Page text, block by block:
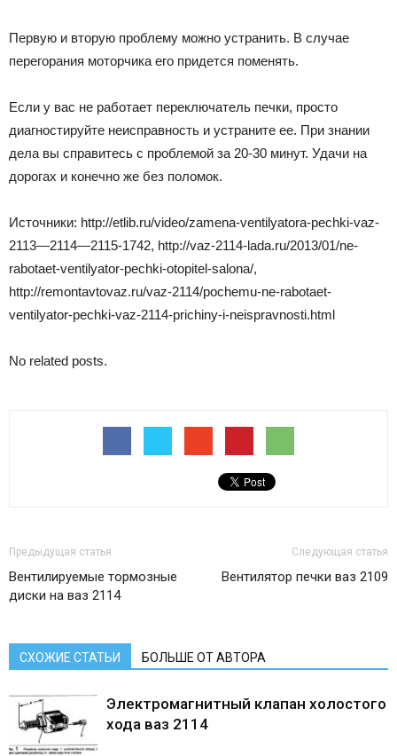
Первую и вторую проблему можно устранить. В случае
перегорания моторчика его придется поменять.
Если у вас не работает переключатель печки, просто
диагностируйте неисправность и устраните ее. При знании
дела вы справитесь с проблемой за 20-30 минут. Удачи на
дорогах и конечно же без поломок.
Источники: http://etlib.ru/video/zamena-ventilyatora-pechki-vaz-
2113—2114—2115-1742, http://vaz-2114-lada.ru/2013/01/ne-
rabotaet-ventilyator-pechki-otopitel-salona/,
http://remontavtovaz.ru/vaz-2114/pochemu-ne-rabotaet-
ventilyator-pechki-vaz-2114-prichiny-i-neispravnosti.html
No related posts.
Предыдущая статья
Вентилируемые тормозные
диски на ваз 2114
Следующая статья
Вентилятор печки ваз 2109
СХОЖИЕ СТАТЬИ БОЛЬШЕ ОТ АВТОРА
Электромагнитный клапан холостого
хода ваз 2114